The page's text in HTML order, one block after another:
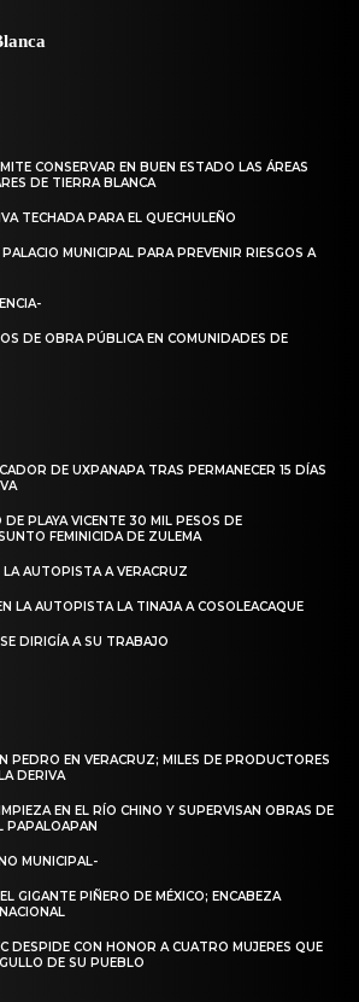
CONSERVAR EN BUEN ESTADO LAS ÁREAS
DE TIERRA BLANCA
TECHADA PARA EL QUECHULEÑO
MUNICIPAL PARA PREVENIR RIESGOS A
DE OBRA PÚBLICA EN COMUNIDADES DE
DE UXPANAPA TRAS PERMANECER 15 DÍAS
DE PLAYA VICENTE 30 MIL PESOS DE
FEMINICIDA DE ZULEMA
AUTOPISTA A VERACRUZ
LA AUTOPISTA LA TINAJA A COSOLEACAQUE
DIRIGÍA A SU TRABAJO
PEDRO EN VERACRUZ; MILES DE PRODUCTORES
DERIVA
EN EL RÍO CHINO Y SUPERVISAN OBRAS DE
PAPALOAPAN
MUNICIPAL-
GIGANTE PIÑERO DE MÉXICO; ENCABEZA
DESPIDE CON HONOR A CUATRO MUJERES QUE
DE SU PUEBLO